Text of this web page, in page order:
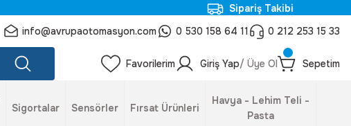
Sipariş Takibi
info@avrupaotomasyon.com 0 530 158 64 11 0 212 253 15 33
Favorilerim Giriş Yap/ Üye Ol Sepetim
Sigortalar Sensörler Fırsat Ürünleri
Havya - Lehim Teli -
Pasta